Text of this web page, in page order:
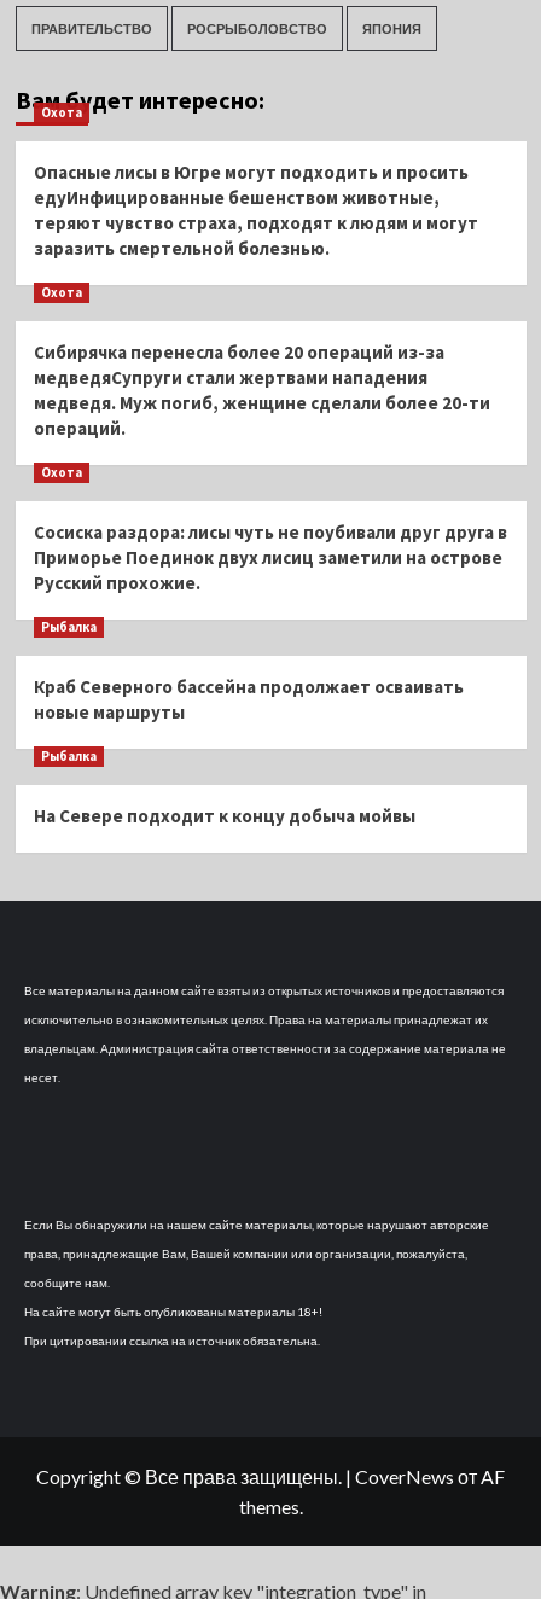
ПРАВИТЕЛЬСТВО РОСРЫБОЛОВСТВО ЯПОНИЯ
Вам будет интересно:
Охота
Опасные лисы в Югре могут подходить и просить
едуИнфицированные бешенством животные,
теряют чувство страха, подходят к людям и могут
заразить смертельной болезнью.
Охота
Сибирячка перенесла более 20 операций из-за
медведяСупруги стали жертвами нападения
медведя. Муж погиб, женщине сделали более 20-ти
операций.
Охота
Сосиска раздора: лисы чуть не поубивали друг друга в
Приморье Поединок двух лисиц заметили на острове
Русский прохожие.
Рыбалка
Краб Северного бассейна продолжает осваивать
новые маршруты
Рыбалка
На Севере подходит к концу добыча мойвы
Все материалы на данном сайте взяты из открытых источников и предоставляются
исключительно в ознакомительных целях. Права на материалы принадлежат их
владельцам. Администрация сайта ответственности за содержание материала не
несет.
Если Вы обнаружили на нашем сайте материалы, которые нарушают авторские
права, принадлежащие Вам, Вашей компании или организации, пожалуйста,
сообщите нам.
На сайте могут быть опубликованы материалы 18+!
При цитировании ссылка на источник обязательна.
Copyright © Все права защищены. | CoverNews от AF
themes.
Warning: Undefined array key "integration_type" in